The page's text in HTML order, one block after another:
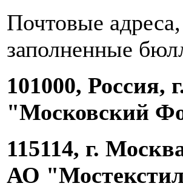
Почтовые
заполненные
101000,
"Московский
115114, г.
АО